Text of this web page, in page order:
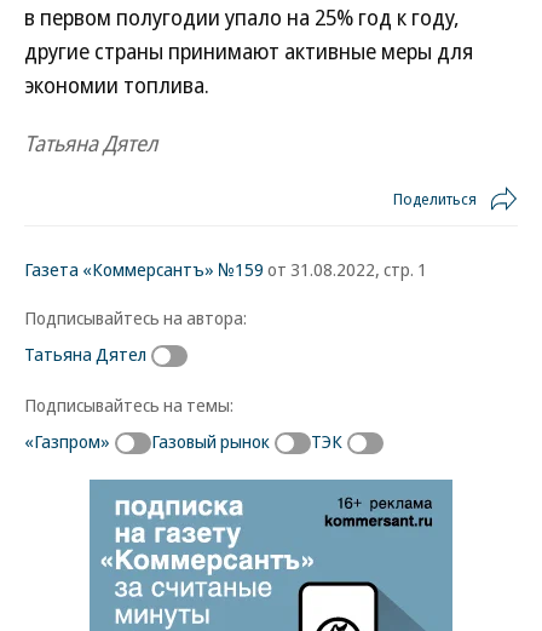
в первом полугодии упало на 25% год к году,
другие страны принимают активные меры для
экономии топлива.
Татьяна Дятел
Поделиться
Газета «Коммерсантъ» №159 от 31.08.2022, стр. 1
Подписывайтесь на автора:
Татьяна Дятел
Подписывайтесь на темы:
«Газпром»
Газовый рынок ТЭК